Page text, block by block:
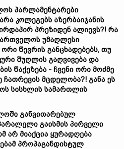
პარლამენტარები
კოლეგებს აზერბაიჯანის
პრეზიდენ ალიევს?! რა
უმაღლესი
ორი წევრის განცხადებებს, თუ
შუღლის გაღვივება და
წაქეზება - ჩვენი ორი მოძმე
ჩათრევის მცდელობა?! განა ეს
სისხლის სამართლის
განვითარებულ
გაისმის პირველი
არ მიაქცია ყურადღება
პროპაგანდისტულ